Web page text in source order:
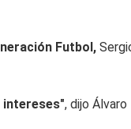
Futbol,
intereses", dijo